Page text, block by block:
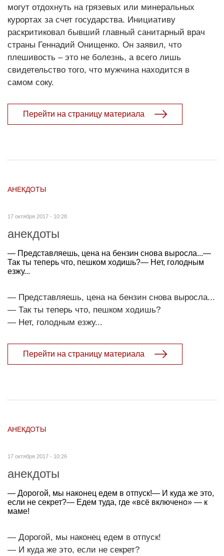
могут отдохнуть на грязевых или минеральных
курортах за счет государства. Инициативу
раскритиковал бывший главный санитарный врач
страны Геннадий Онищенко. Он заявил, что
плешивость – это не болезнь, а всего лишь
свидетельство того, что мужчина находится в
самом соку.
Перейти на страницу материала
АНЕКДОТЫ
17 октября 2017 - 10:28
анекдоты
— Представляешь, цена на бензин снова выросла...—
Так ты теперь что, пешком ходишь?— Нет, голодным
езжу...
— Представляешь, цена на бензин снова выросла...
— Так ты теперь что, пешком ходишь?
— Нет, голодным езжу...
Перейти на страницу материала
АНЕКДОТЫ
17 октября 2017 - 10:26
анекдоты
— Дорогой, мы наконец едем в отпуск!— И куда же это,
если не секрет?— Едем туда, где «всё включено» — к
маме!
— Дорогой, мы наконец едем в отпуск!
— И куда же это, если не секрет?